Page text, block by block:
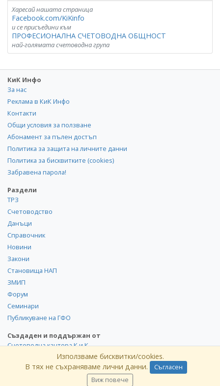
Харесай нашата страница
Facebook.com/KiKinfo
и се присъедини към
ПРОФЕСИОНАЛНА СЧЕТОВОДНА ОБЩНОСТ
най-голямата счетоводна група
КиК Инфо
За нас
Реклама в КиК Инфо
Контакти
Общи условия за ползване
Абонамент за пълен достъп
Политика за защита на личните данни
Политика за бисквитките (cookies)
Забравена парола!
Раздели
ТРЗ
Счетоводство
Данъци
Справочник
Новини
Закони
Становища НАП
ЗМИП
Форум
Семинари
Публикуване на ГФО
Създаден и поддържан от
Счетоводна кантора К и К
.info
2008-2026 Всички права запазени. Използването и
публикуването на част или цялото съдържание на сайта
без разрешение от КиK.БГ е забранено.
Използваме бисквитки/cookies.
В тях не съхраняваме лични данни.
Съгласен
Виж повече